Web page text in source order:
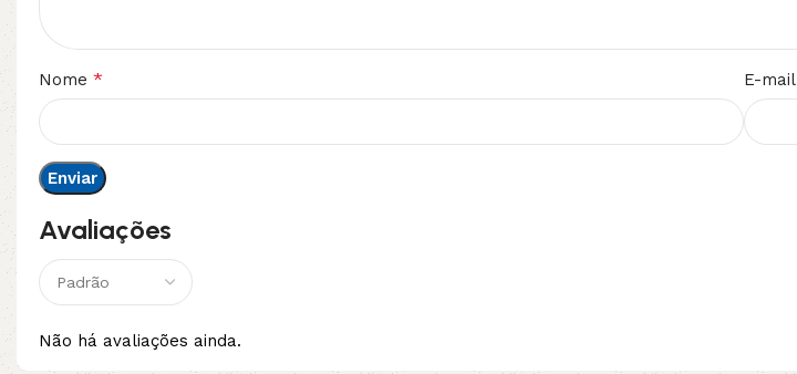
Avaliações
Não há avaliações ainda.
Nome * E-mail